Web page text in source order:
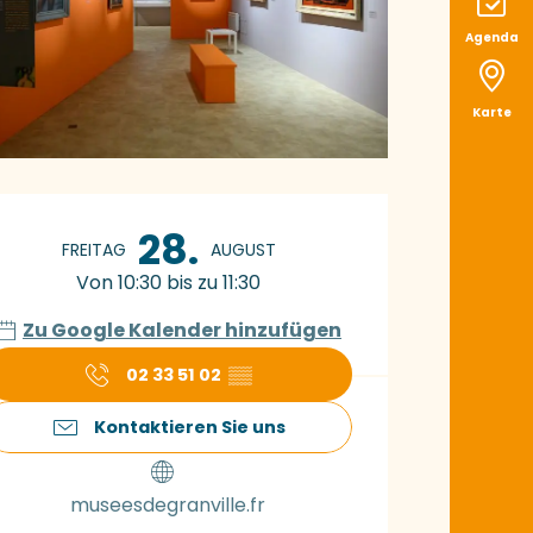
Agenda
Karte
&
FREITAG 28. AUGUST
Von 10:30 bis zu 11:30
Zu Google Kalender hinzufügen
02 33 51 02 ▒▒
Kontaktieren Sie uns
museesdegranville.fr